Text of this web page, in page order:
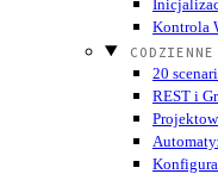
Kontrola
20
REST i